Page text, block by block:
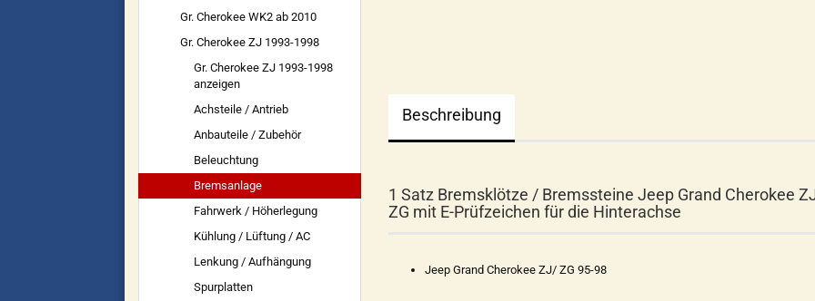
Beschreibung
1 Satz Bremsklötze / Bremssteine Jeep Grand Cherokee
ZG mit E-Prüfzeichen für die Hinterachse
Jeep Grand Cherokee ZJ/ ZG 95-98
Gr. Cherokee WK2 ab 2010
Gr. Cherokee ZJ 1993-1998
Gr. Cherokee ZJ 1993-1998
anzeigen
Achsteile / Antrieb
Anbauteile / Zubehör
Beleuchtung
Bremsanlage
Fahrwerk / Höherlegung
Kühlung / Lüftung / AC
Lenkung / Aufhängung
Spurplatten